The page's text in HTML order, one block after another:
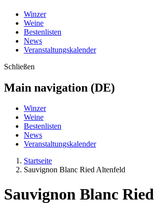
Winzer
Weine
Bestenlisten
News
Veranstaltungskalender
Schließen
Main navigation (DE)
Winzer
Weine
Bestenlisten
News
Veranstaltungskalender
Startseite
Sauvignon Blanc Ried Altenfeld
Sauvignon Blanc Ried